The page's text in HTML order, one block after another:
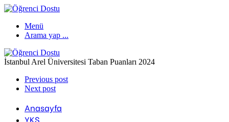
Menü
Arama yap ...
İstanbul Arel Üniversitesi Taban Puanları 2024
Previous post
Next post
Anasayfa
YKS